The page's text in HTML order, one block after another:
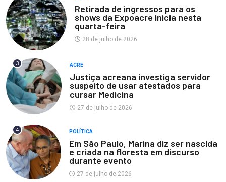
Retirada de ingressos para os
shows da Expoacre inicia nesta
quarta-feira
28 de julho de 2026
3 ACRE
Justiça acreana investiga servidor
suspeito de usar atestados para
cursar Medicina
27 de julho de 2026
4 POLÍTICA
Em São Paulo, Marina diz ser nascida
e criada na floresta em discurso
durante evento
27 de julho de 2026